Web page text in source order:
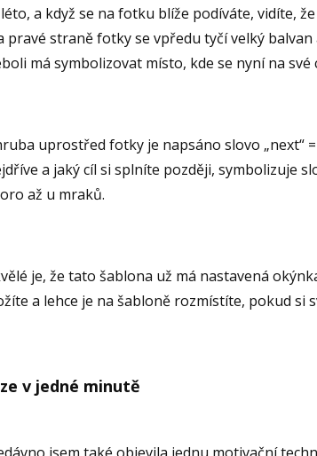
léto, a když se na fotku blíže podíváte, vidíte,
pravé straně fotky se vpředu tyčí velký balvan
má symbolizovat místo, kde se nyní na své
uprostřed fotky je napsáno slovo „next“
a jaký cíl si splníte později, symbolizuje
až u mraků.
je, že tato šablona už má nastavená
a lehce je na šabloně rozmístíte, pokud si
v jedné minutě
jsem také objevila jednu motivační